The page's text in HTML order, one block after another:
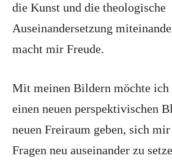
die Kunst und die theologische
Auseinandersetzung
macht mir Freude.
Mit meinen Bildern möchte ich
einen neuen perspektivischen
neuen Freiraum geben, sich
Fragen neu auseinander zu